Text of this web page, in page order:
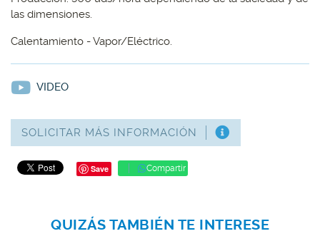
las dimensiones.
Calentamiento - Vapor/Eléctrico.
VIDEO
Save Compartir
SOLICITAR MÁS INFORMACIÓN
QUIZÁS TAMBIÉN TE INTERESE